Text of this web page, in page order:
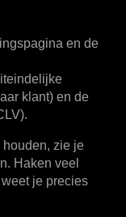
en de
klant) en de
houden, zie je
Haken veel
je precies